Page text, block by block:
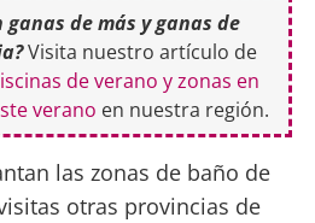
ganas de más y ganas de
Visita nuestro artículo de
de verano y zonas en
verano en nuestra región.
las zonas de baño de
otras provincias de